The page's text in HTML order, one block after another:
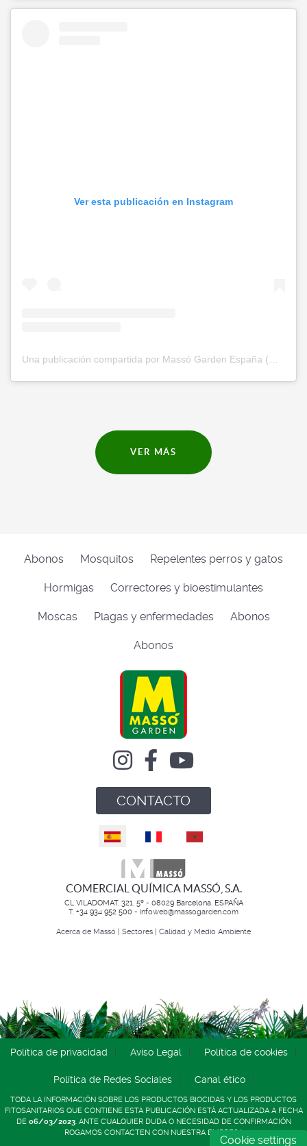
Ver esta publicación en Instagram
VER MÁS
Abonos Mosquitos Repelentes perros y gatos
Hormigas Correctores y bioestimulantes
Moscas Plagas y enfermedades Abonos
Abonos
CONTACTO
Seleccione su idioma
COMERCIAL QUÍMICA MASSÓ, S.A.
CL VILADOMAT, 321, 5º - 08029 Barcelona. ESPAÑA
T. +34 934 952 500 - infoweb@massogarden.com
Acerca de Massó | Sectores | Calidad y Medio Ambiente
Política de privacidad Aviso Legal Política de cookies
Política de Redes Sociales Canal ético
TODA LA INFORMACIÓN SOBRE LOS PRODUCTOS BIOCIDAS Y LOS PRODUCTOS
FITOSANITARIOS QUE CONTIENE ESTA PUBLICACIÓN ESTÁ ACTUALIZADA A FECHA
DE 06/03/2023. ANTE CUALQUIER DUDA O NECESIDAD DE CONFIRMACIÓN
ROGAMOS CONTACTEN CON NUESTRA EMPRESA
Cookie settings